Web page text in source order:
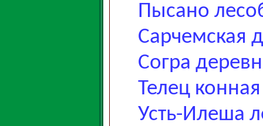
Пысано
Сарчемская
Согра
Телец
Усть-Илеша